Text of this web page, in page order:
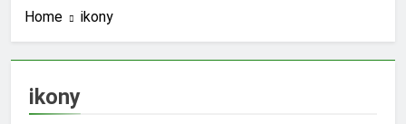
Home ikony
ikony